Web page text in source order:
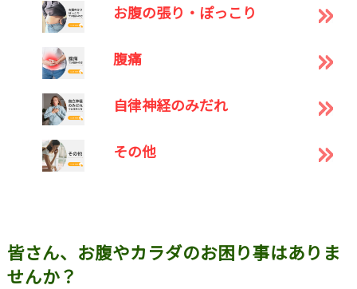
お腹の張り・ぽっこり
腹痛
自律神経のみだれ
その他
皆さん、お腹やカラダのお困り事はありま
せんか？